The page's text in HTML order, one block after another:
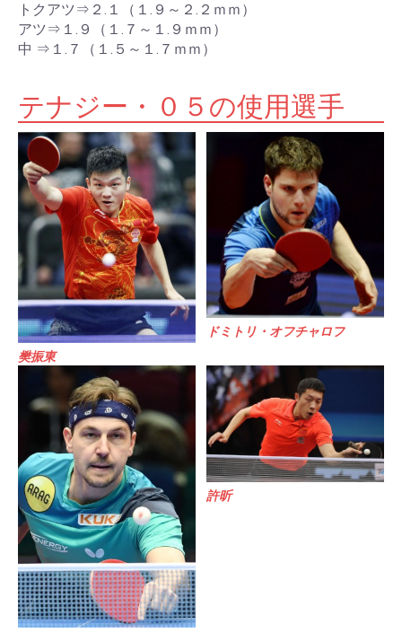
トクアツ⇒２.１（１.９～２.２ｍｍ）
アツ⇒１.９（１.７～１.９ｍｍ）
中 ⇒１.７（１.５～１.７ｍｍ）
テナジー・０５の使用選手
樊振東
ドミトリ・オフチャロフ
許昕